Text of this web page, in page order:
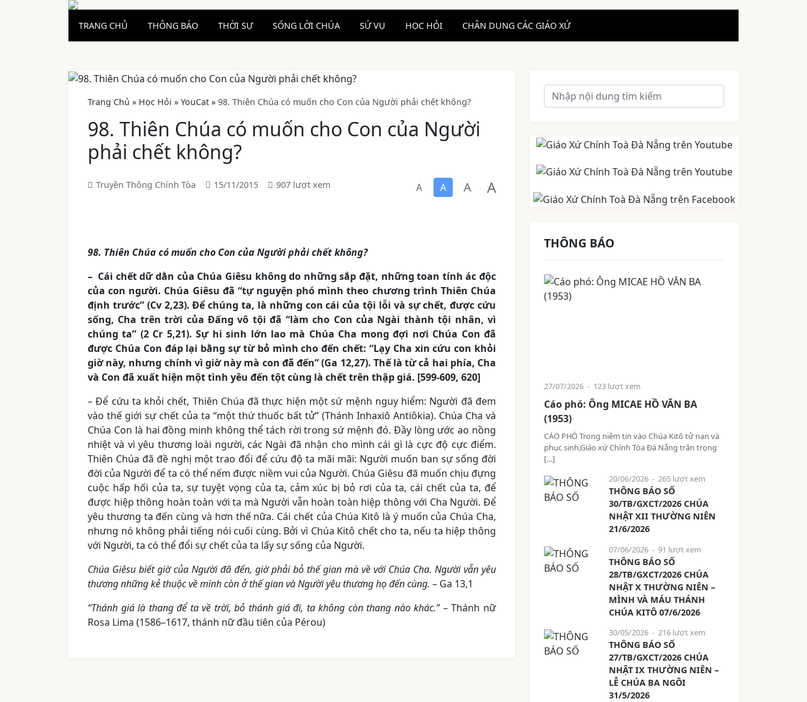
TRANG CHỦ THÔNG BÁO THỜI SỰ SỐNG LỜI CHÚA SỨ VỤ HỌC HỎI CHÂN DUNG CÁC GIÁO XỨ
Trang Chủ » Học Hỏi » YouCat » 98. Thiên Chúa có muốn cho Con của Người phải chết không?
98. Thiên Chúa có muốn cho Con của Người
phải chết không?
Truyền Thông Chính Tòa 15/11/2015 907 lượt xem A A A A
98. Thiên Chúa có muốn cho Con của Người phải chết không?
– Cái chết dữ dằn của Chúa Giêsu không do những sắp đặt, những toan tính ác độc
của con người. Chúa Giêsu đã “tự nguyện phó mình theo chương trình Thiên Chúa
định trước” (Cv 2,23). Để chúng ta, là những con cái của tội lỗi và sự chết, được cứu
sống, Cha trên trời của Đấng vô tội đã “làm cho Con của Ngài thành tội nhân, vì
chúng ta” (2 Cr 5,21). Sự hi sinh lớn lao mà Chúa Cha mong đợi nơi Chúa Con đã
được Chúa Con đáp lại bằng sự từ bỏ mình cho đến chết: “Lạy Cha xin cứu con khỏi
giờ này, nhưng chính vì giờ này mà con đã đến” (Ga 12,27). Thế là từ cả hai phía, Cha
và Con đã xuất hiện một tình yêu đến tột cùng là chết trên thập giá. [599-609, 620]
– Để cứu ta khỏi chết, Thiên Chúa đã thực hiện một sứ mệnh nguy hiểm: Người đã đem
vào thế giới sự chết của ta “một thứ thuốc bất tử” (Thánh Inhaxiô Antiôkia). Chúa Cha và
Chúa Con là hai đồng minh không thể tách rời trong sứ mệnh đó. Đầy lòng ước ao nồng
nhiệt và vì yêu thương loài người, các Ngài đã nhận cho mình cái gì là cực độ cực điểm.
Thiên Chúa đã đề nghị một trao đổi để cứu độ ta mãi mãi: Người muốn ban sự sống đời
đời của Người để ta có thể nếm được niềm vui của Người. Chúa Giêsu đã muốn chịu đựng
cuộc hấp hối của ta, sự tuyệt vọng của ta, cảm xúc bị bỏ rơi của ta, cái chết của ta, để
được hiệp thông hoàn toàn với ta mà Người vẫn hoàn toàn hiệp thông với Cha Người. Để
yêu thương ta đến cùng và hơn thế nữa. Cái chết của Chúa Kitô là ý muốn của Chúa Cha,
nhưng nó không phải tiếng nói cuối cùng. Bởi vì Chúa Kitô chết cho ta, nếu ta hiệp thông
với Người, ta có thể đổi sự chết của ta lấy sự sống của Người.
Chúa Giêsu biết giờ của Người đã đến, giờ phải bỏ thế gian mà về với Chúa Cha. Người vẫn yêu
thương những kẻ thuộc về mình còn ở thế gian và Người yêu thương họ đến cùng. – Ga 13,1
“Thánh giá là thang để ta về trời, bỏ thánh giá đi, ta không còn thang nào khác.”– Thánh nữ
Rosa Lima (1586–1617, thánh nữ đầu tiên của Pérou)
THÔNG BÁO
27/07/2026 - 123 lượt xem
Cáo phó: Ông MICAE HỒ VĂN BA
(1953)
CÁO PHÓ Trong niềm tin vào Chúa Kitô tử nạn và
phục sinh,Giáo xứ Chính Tòa Đà Nẵng trân trọng
[…]
20/06/2026- 265 lượt xem
THÔNG BÁO SỐ
30/TB/GXCT/2026 CHÚA
NHẬT XII THƯỜNG NIÊN
21/6/2026
07/06/2026- 91 lượt xem
THÔNG BÁO SỐ
28/TB/GXCT/2026 CHÚA
NHẬT X THƯỜNG NIÊN –
MÌNH VÀ MÁU THÁNH
CHÚA KITÔ 07/6/2026
30/05/2026- 216 lượt xem
THÔNG BÁO SỐ
27/TB/GXCT/2026 CHÚA
NHẬT IX THƯỜNG NIÊN –
LỄ CHÚA BA NGÔI
31/5/2026